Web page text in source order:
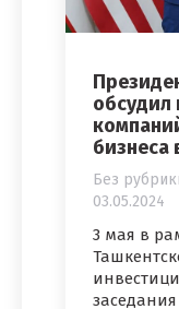
обсудил
бизнеса
Без
03.05.2024
3 мая в